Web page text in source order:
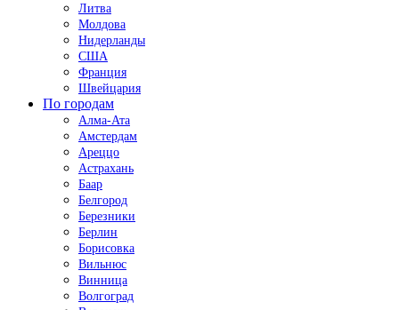
Литва
Молдова
Нидерланды
США
Франция
Швейцария
По городам
Алма-Ата
Амстердам
Ареццо
Астрахань
Баар
Белгород
Березники
Берлин
Борисовка
Вильнюс
Винница
Волгоград